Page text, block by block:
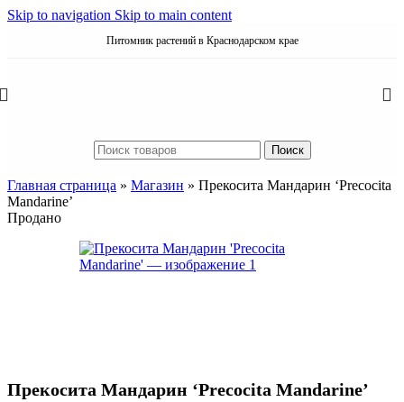
Skip to navigation Skip to main content
Питомник растений в Краснодарском крае
Поиск
Главная страница » Магазин » Прекосита Мандарин ‘Precocita
Mandarine’
Продано
Прекосита Мандарин ‘Precocita Mandarine’